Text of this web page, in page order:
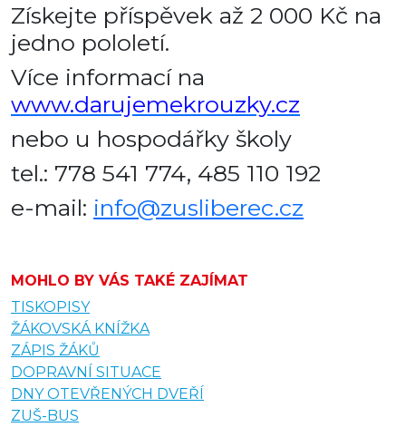
Získejte příspěvek až 2 000 Kč na
jedno pololetí.
Více informací na
www.darujemekrouzky.cz
nebo u hospodářky školy
tel.: 778 541 774, 485 110 192
e-mail: info@zusliberec.cz
MOHLO BY VÁS TAKÉ ZAJÍMAT
TISKOPISY
ŽÁKOVSKÁ KNÍŽKA
ZÁPIS ŽÁKŮ
DOPRAVNÍ SITUACE
DNY OTEVŘENÝCH DVEŘÍ
ZUŠ-BUS